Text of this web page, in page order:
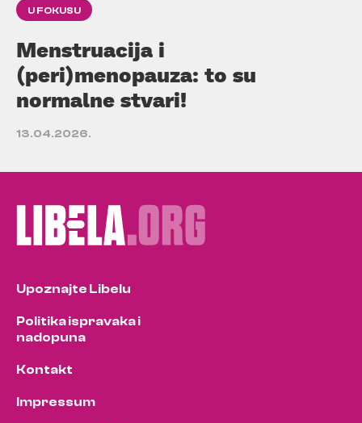
U FOKUSU
Menstruacija i
(peri)menopauza: to su
normalne stvari!
13.04.2026.
Upoznajte Libelu
Politika ispravaka i
nadopuna
Kontakt
Impressum